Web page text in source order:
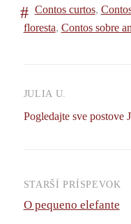
Contos curtos,
floresta, Contos sobre
JULIA U.
Pogledajte sve postove
Navigácia
príspevkov
STARŠÍ PRÍSPEVOK
O pequeno elefante